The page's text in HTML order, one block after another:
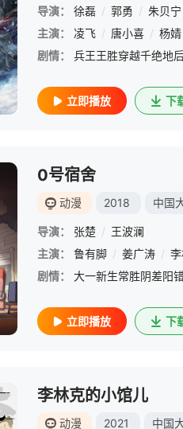
导演： 徐磊 / 郭勇 / 朱贝宁
主演：
凌飞 / 唐小喜 / 杨婧
剧情：
立即播放 下
0号宿舍
动漫 2018 中国
导演： 张楚 / 王波澜
主演：
鲁有脚 / 姜广涛 /
剧情：
立即播放 下
李林克的小馆儿
动漫 2021 中国